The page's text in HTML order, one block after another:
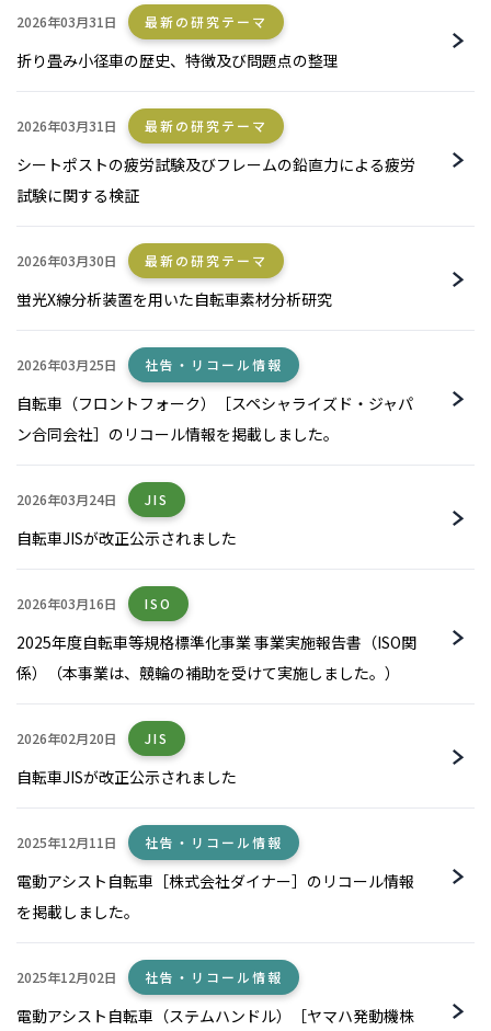
2026年03月31日 最新の研究テーマ
折り畳み小径車の歴史、特徴及び問題点の整理
2026年03月31日 最新の研究テーマ
シートポストの疲労試験及びフレームの鉛直力による疲労
試験に関する検証
2026年03月30日 最新の研究テーマ
蛍光X線分析装置を用いた自転車素材分析研究
2026年03月25日 社告・リコール情報
自転車（フロントフォーク）［スペシャライズド・ジャパ
ン合同会社］のリコール情報を掲載しました。
2026年03月24日 JIS
自転車JISが改正公示されました
2026年03月16日 ISO
2025年度自転車等規格標準化事業 事業実施報告書（ISO関
係）（本事業は、競輪の補助を受けて実施しました。）
2026年02月20日 JIS
自転車JISが改正公示されました
2025年12月11日 社告・リコール情報
電動アシスト自転車［株式会社ダイナー］のリコール情報
を掲載しました。
2025年12月02日 社告・リコール情報
電動アシスト自転車（ステムハンドル）［ヤマハ発動機株